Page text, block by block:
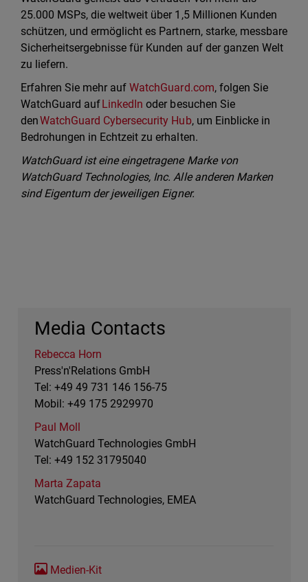
25.000 MSPs, die weltweit über 1,5 Millionen Kunden
schützen, und ermöglicht es Partnern, starke, messbare
Sicherheitsergebnisse für Kunden auf der ganzen Welt
zu liefern.
Erfahren Sie mehr aufWatchGuard.com, folgen Sie
WatchGuard auf LinkedIn oder besuchen Sie
denWatchGuard Cybersecurity Hub, um Einblicke in
Bedrohungen in Echtzeit zu erhalten.
WatchGuard ist eine eingetragene Marke von
WatchGuard Technologies, Inc. Alle anderen Marken
sind Eigentum der jeweiligen Eigner.
Media Contacts
Rebecca Horn
Press'n'Relations GmbH
Tel: +49 49 731 146 156-75
Mobil: +49 175 2929970
Paul Moll
WatchGuard Technologies GmbH
Tel: +49 152 31795040
Marta Zapata
WatchGuard Technologies, EMEA
Medien-Kit